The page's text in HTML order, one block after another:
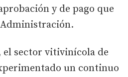
y de pago que
el sector vitivinícola de
un continuo